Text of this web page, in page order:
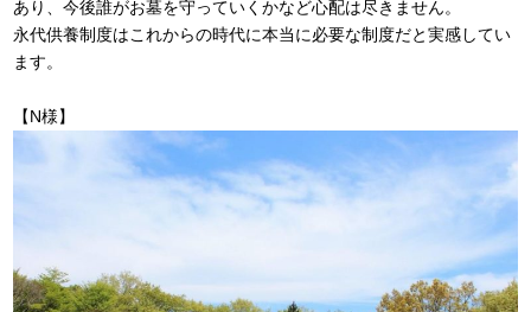
あり、今後誰がお墓を守っていくかなど心配は尽きません。
永代供養制度はこれからの時代に本当に必要な制度だと実感してい
ます。
【N様】